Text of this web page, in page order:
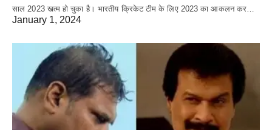
साल 2023 खत्म हो चुका है। भारतीय क्रिकेट‌ टीम के लिए 2023 का आकलन कर…
January 1, 2024